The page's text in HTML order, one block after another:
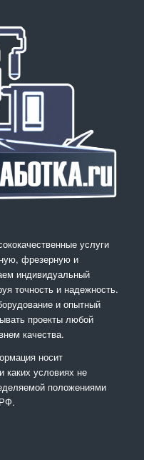
услуги
фрезерную и
индивидуальный
точность и надежность.
и опытный
проекты любой
качества.
носит
каких условиях не
положениями